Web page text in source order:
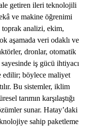
getiren ileri teknolojili
ve makine öğrenimi
toprak analizi, ekim,
aşamada veri odaklı ve
dronlar, otomatik
iş gücü ihtiyacı
edilir; böylece maliyet
Bu sistemler, iklim
tarımın karşılaştığı
sunar. Hatay’daki
sahip paketleme